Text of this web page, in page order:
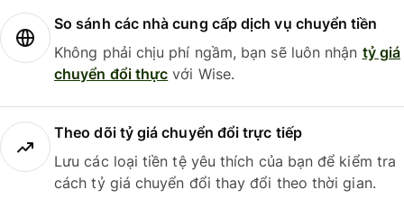
So sánh các nhà cung cấp dịch vụ chuyển tiền
Không phải chịu phí ngầm, bạn sẽ luôn nhận tỷ giá
chuyển đổi thực với Wise.
Theo dõi tỷ giá chuyển đổi trực tiếp
Lưu các loại tiền tệ yêu thích của bạn để kiểm tra
cách tỷ giá chuyển đổi thay đổi theo thời gian.